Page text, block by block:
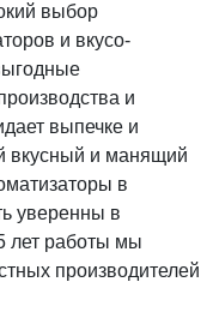
выбор
и вкусо-
и
выпечке и
вкусный и манящий
в
уверенны в
лет работы мы
производителей